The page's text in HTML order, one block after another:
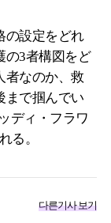
の設定をどれ
の3者構図をど
者なのか、救
まで掴んでい
ディ・フラワ
る。
다른기사 보기